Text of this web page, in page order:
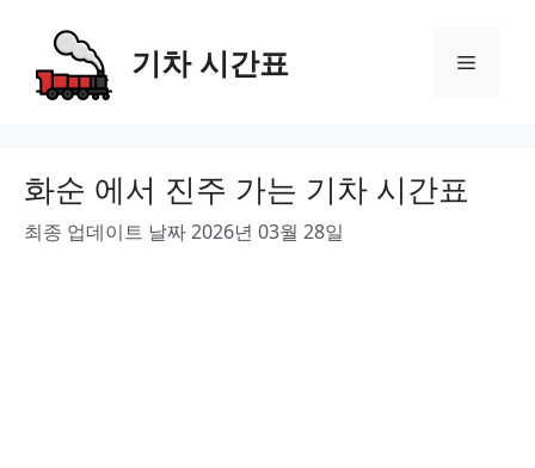
content
기차 시간표 Menu
화순 에서 진주 가는 기차 시간표
최종 업데이트 날짜 2026년 03월 28일